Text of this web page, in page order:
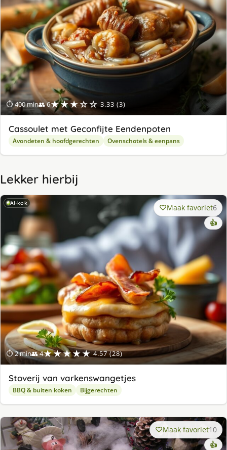
⏱ 400 min👥 6★★★☆☆ 3.33 (3)
Cassoulet met Geconfijte Eendenpoten
Avondeten & hoofdgerechten Ovenschotels & eenpans
Lekker hierbij
AI-kok
⏱ 2 min👥 4★★★★★ 4.57 (28)
Maak favoriet6
👍
Stoverij van varkenswangetjes
BBQ & buiten koken Bijgerechten
Maak favoriet10
👍